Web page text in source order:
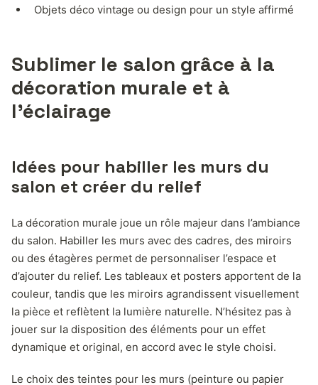
Objets déco vintage ou design pour un style affirmé
Sublimer le salon grâce à la
décoration murale et à
l’éclairage
Idées pour habiller les murs du
salon et créer du relief
La décoration murale joue un rôle majeur dans l’ambiance
du salon. Habiller les murs avec des cadres, des miroirs
ou des étagères permet de personnaliser l’espace et
d’ajouter du relief. Les tableaux et posters apportent de la
couleur, tandis que les miroirs agrandissent visuellement
la pièce et reflètent la lumière naturelle. N’hésitez pas à
jouer sur la disposition des éléments pour un effet
dynamique et original, en accord avec le style choisi.
Le choix des teintes pour les murs (peinture ou papier